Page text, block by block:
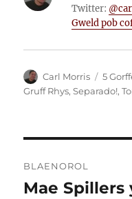
Twitter:
Gweld pob
Awdur
Carl Morris
ar
5
Gruff Rhys,Separado!,
cofnod
BLAENOROL
Cofnod
Mae